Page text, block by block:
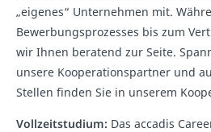
„eigenes“ Unternehmen mit.
Bewerbungsprozesses bis zum
wir Ihnen beratend zur Seite.
unsere Kooperationspartner und
Stellen finden Sie in unserem
Vollzeitstudium: Das accadis